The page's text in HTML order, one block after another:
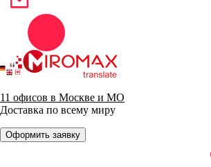
11 офисов в Москве и МО
Доставка по всему миру
Оформить заявку